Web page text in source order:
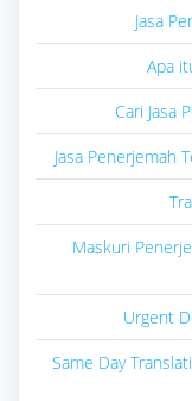
Jasa
Apa
Cari Jasa
Jasa Penerjemah
Maskuri
Urgent
Same Day